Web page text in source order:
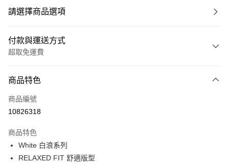
請選擇商品選項
付款與運送方式
超取免運費
信用卡一次付款
LINE Pay
街口支付
悠遊付
商品特色
商品編號
10826318
商品特色
White 白浪系列
RELAXED FIT 舒適版型